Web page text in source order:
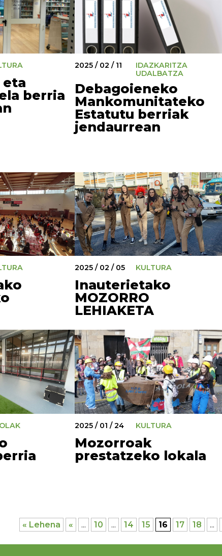
berria
2025 / 02 / 11
IDAZKARITZA
UDALBATZA
Debagoieneko
Mankomunitateko
Estatutu berriak
jendaurrean
2025 / 02 / 05 KULTURA
Inauterietako
MOZORRO
LEHIAKETA
2025 / 01 / 24 KULTURA
Mozorroak
prestatzeko lokala
« Lehena « ... 10 ... 14 15 16 17 18 ...